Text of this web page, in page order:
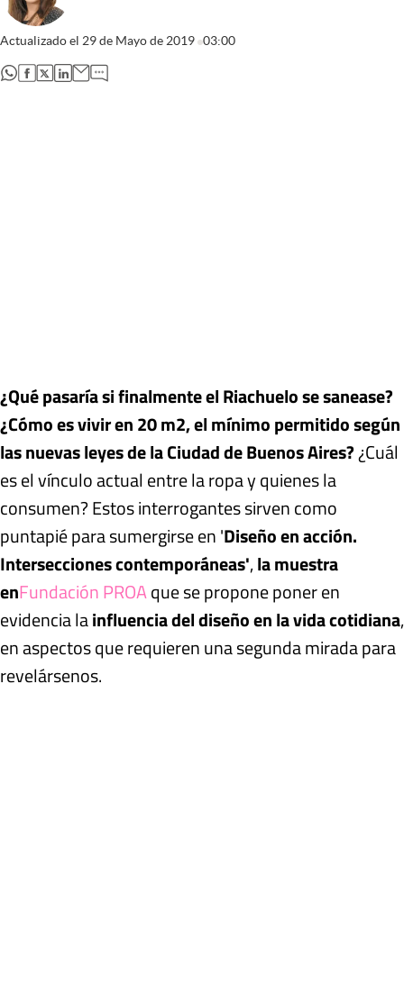
Actualizado el 29 de Mayo de 2019 03:00
abre en nueva pestaña
abre en nueva pestaña
abre en nueva pestaña
abre en nueva pestaña
¿Qué pasaría si finalmente el Riachuelo se sanease?
¿Cómo es vivir en 20 m2, el mínimo permitido según
las nuevas leyes de la Ciudad de Buenos Aires?¿Cuál
es el vínculo actual entre la ropa y quienes la
consumen? Estos interrogantes sirven como
puntapié para sumergirse en 'Diseño en acción.
Intersecciones contemporáneas',la muestra
enFundación PROAque se propone poner en
evidencia lainfluencia del diseño en la vida cotidiana,
en aspectos que requieren una segunda mirada para
revelársenos.